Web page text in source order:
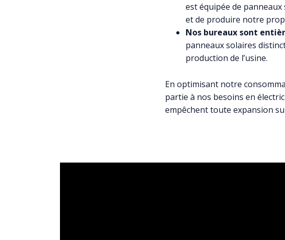
est équipée de
et de produire notre
Nos bureaux sont
panneaux solaires
production de l’usine.
En optimisant notre
partie à nos besoins en
empêchent toute expansion